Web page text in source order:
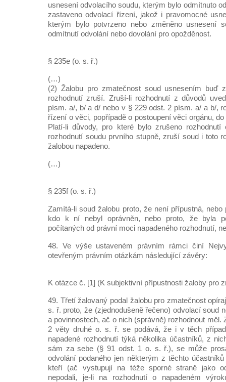
usnesení odvolacího soudu, kterým bylo odmítnuto
zastaveno odvolací řízení, jakož i pravomocné
kterým bylo potvrzeno nebo změněno usnesení
odmítnutí odvolání nebo dovolání pro opožděnost.
§ 235e (o. s. ř.)
(…)
(2) Žalobu pro zmatečnost soud usnesením buď
rozhodnutí zruší. Zruší-li rozhodnutí z důvodů
písm. a/, b/ a d/ nebo v § 229 odst. 2 písm. a/ a b/,
řízení o věci, popřípadě o postoupení věci orgánu,
Platí-li důvody, pro které bylo zrušeno
rozhodnutí soudu prvního stupně, zruší soud i toto
žalobou napadeno.
(…)
§ 235f (o. s. ř.)
Zamítá-li soud žalobu proto, že není přípustná, nebo
kdo k ní nebyl oprávněn, nebo proto, že byla
počítaných od právní moci napadeného rozhodnutí,
48. Ve výše ustaveném právním rámci činí
otevřeným právním otázkám následující závěry:
K otázce č. [1] (K subjektivní přípustnosti žaloby pro
49. Třetí žalovaný podal žalobu pro zmatečnost
s. ř. proto, že (zjednodušeně řečeno) odvolací soud
a povinnostech, ač o nich (správně) rozhodnout měl.
2 věty druhé o. s. ř. se podává, že i v těch
napadené rozhodnutí týká několika účastníků, z
sám za sebe (§ 91 odst. 1 o. s. ř.), se může
odvolání podaného jen některým z těchto
kteří (ač vystupují na téže sporné straně jako
nepodali, je-li na rozhodnutí o napadeném